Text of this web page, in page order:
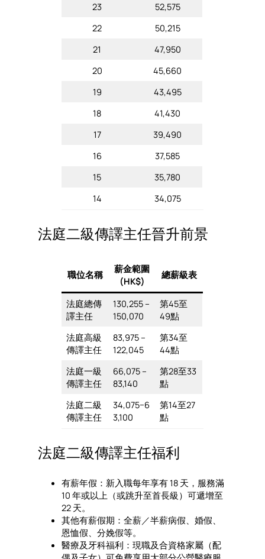
23
52,575
22
50,215
21
47,950
20
45,660
19
43,495
18
41,430
17
39,490
16
37,585
15
35,780
14
34,075
法庭二級傳譯主任晉升前景
職位名稱
薪金範圍
(HK$)
總薪級表
法庭總傳
譯主任
130,255 –
150,070
第45至
49點
法庭高級
傳譯主任
83,975 –
122,045
第34至
44點
法庭一級
傳譯主任
66,075 –
83,140
第28至33
點
法庭二級
傳譯主任
34,075−6
3,100
第14至27
點
法庭二級傳譯主任福利
有薪年假：新入職每年享有 18 天，服務滿
10 年或以上（或跳升至首長級）可遞增至
22 天。
其他有薪假期：全薪／半薪病假、婚假、
恩恤假、分娩假等。
醫療及牙科福利：現職及合資格家屬（配